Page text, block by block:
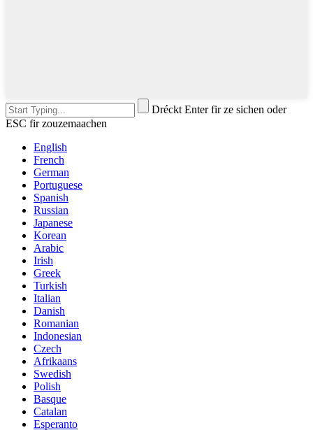
Dréckt Enter fir ze sichen oder
ESC fir zouzemaachen
English
French
German
Portuguese
Spanish
Russian
Japanese
Korean
Arabic
Irish
Greek
Turkish
Italian
Danish
Romanian
Indonesian
Czech
Afrikaans
Swedish
Polish
Basque
Catalan
Esperanto